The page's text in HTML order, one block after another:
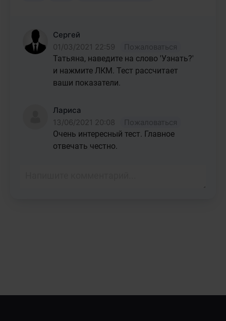
Сергей
01/03/2021 22:59
Пожаловаться
Татьяна, наведите на слово 'Узнать?'
и нажмите ЛКМ. Тест рассчитает
ваши показатели.
Лариса
13/06/2021 20:08
Пожаловаться
Очень интересный тест. Главное
отвечать честно.